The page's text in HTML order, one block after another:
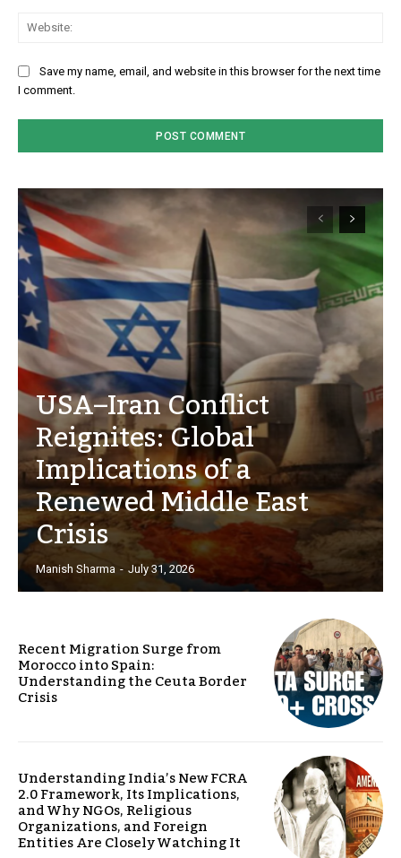
Save my name, email, and website in this browser for the next time
I comment.
USA–Iran Conflict
Reignites: Global
Implications of a
Renewed Middle East
Crisis
Manish Sharma - July 31, 2026
Recent Migration Surge from
Morocco into Spain:
Understanding the Ceuta Border
Crisis
Understanding India’s New FCRA
2.0 Framework, Its Implications,
and Why NGOs, Religious
Organizations, and Foreign
Entities Are Closely Watching It